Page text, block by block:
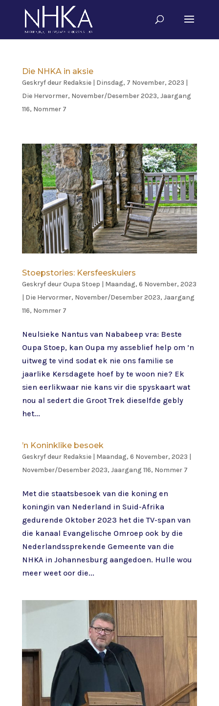
Die NHKA in aksie
Geskryf deur Redaksie| Dinsdag, 7 November, 2023 |
Die Hervormer, November/Desember 2023, Jaargang
116, Nommer 7
Stoepstories: Kersfeeskuiers
Geskryf deurOupa Stoep | Maandag, 6 November, 2023
| Die Hervormer, November/Desember 2023, Jaargang
116, Nommer 7
Neulsieke Nantus van Nababeep vra: Beste
Oupa Stoep, kan Oupa my asseblief help om ’n
uitweg te vind sodat ek nie ons familie se
jaarlike Kersdagete hoef by te woon nie? Ek
sien eerlikwaar nie kans vir die spyskaart wat
nou al sedert die Groot Trek dieselfde gebly
het...
’n Koninklike besoek
Geskryf deur Redaksie| Maandag, 6 November, 2023 |
November/Desember 2023, Jaargang 116, Nommer 7
Met die staatsbesoek van die koning en
koningin van Nederland in Suid-Afrika
gedurende Oktober 2023 het die TV-span van
die kanaal Evangelische Omroep ook by die
Nederlandssprekende Gemeente van die
NHKA in Johannesburg aangedoen. Hulle wou
meer weet oor die...